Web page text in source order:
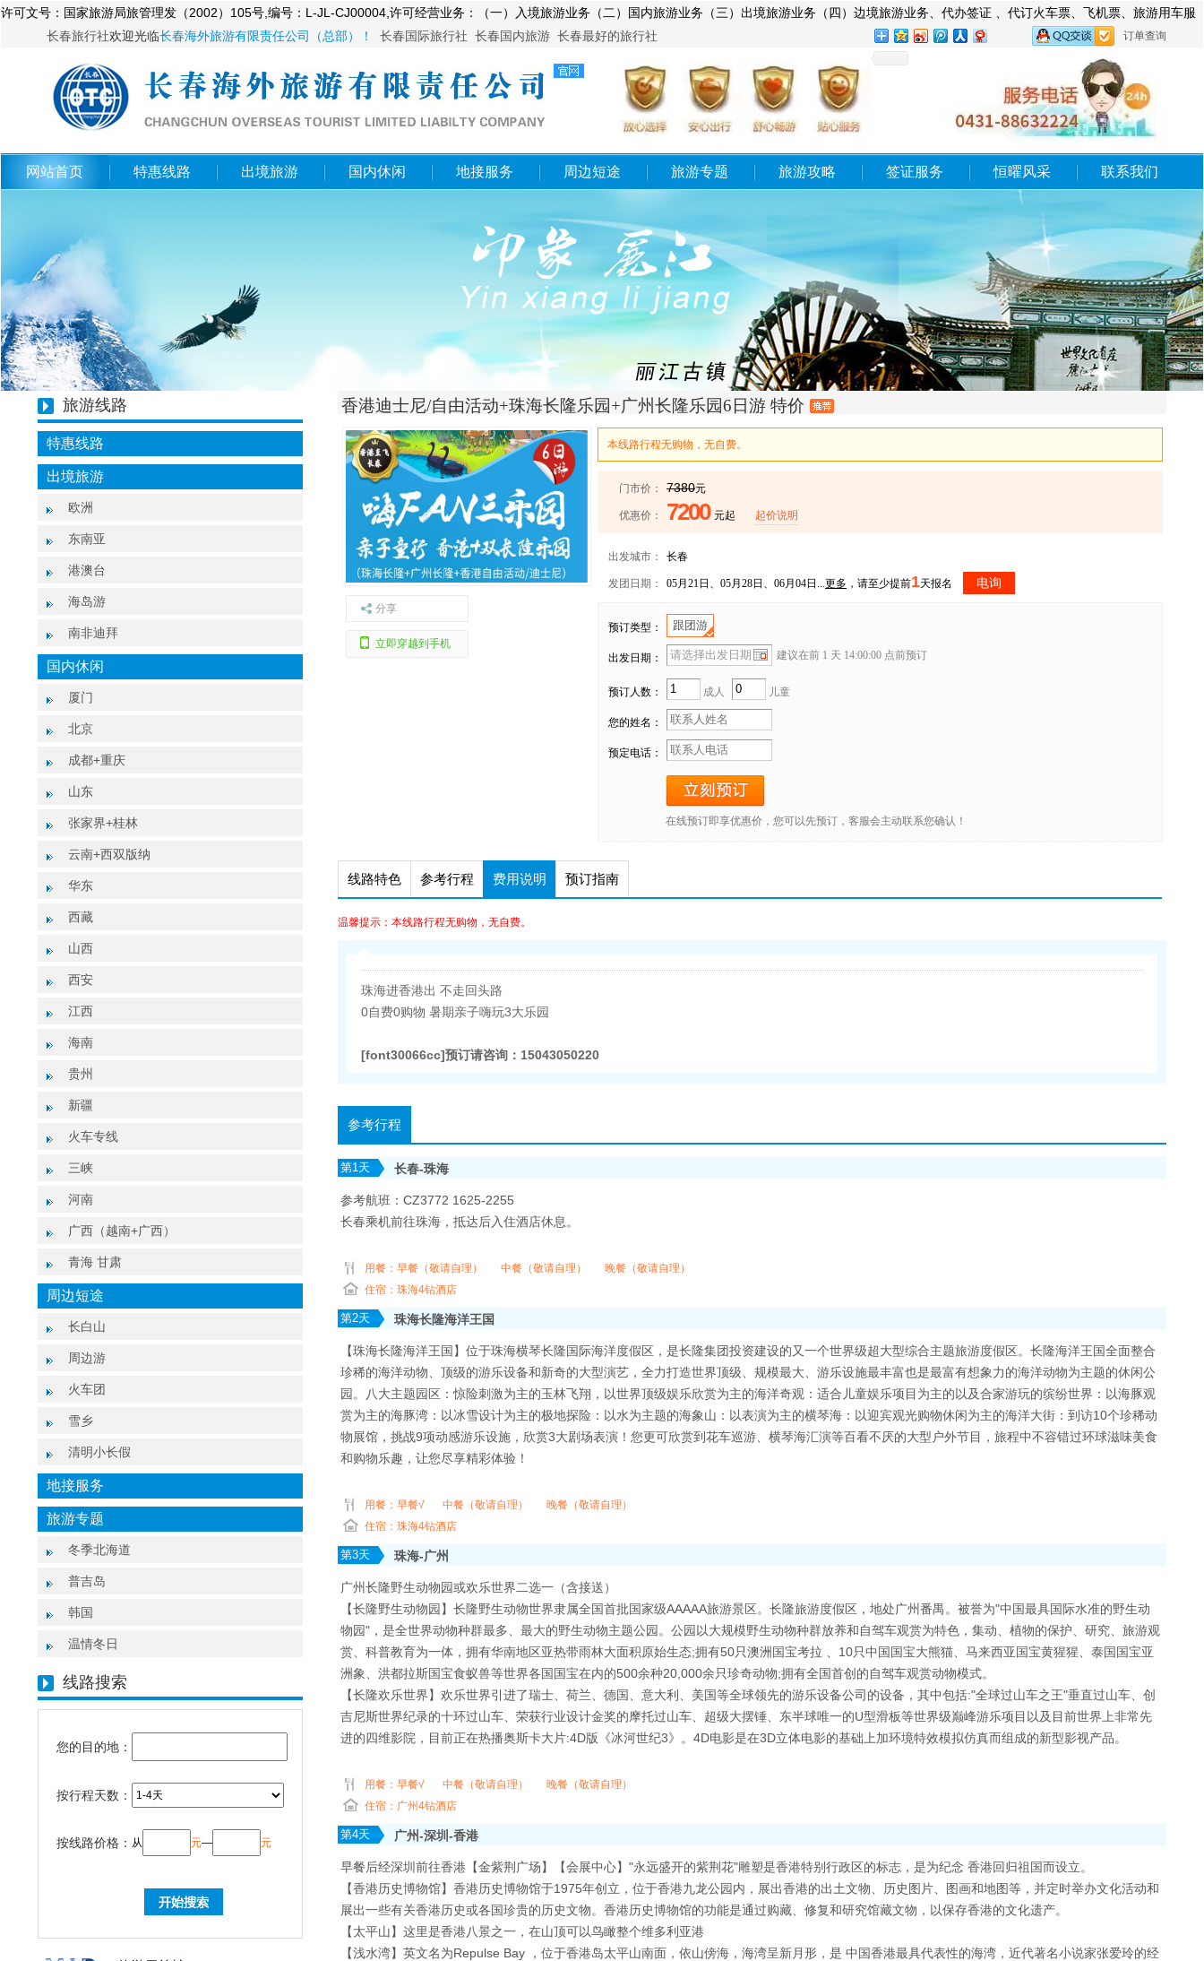
许可文号：国家旅游局旅管理发（2002）105号,编号：L-JL-CJ00004,许可经营业务：（一）入境旅游业务（二）国内旅游业务（三）出境旅游业务（四）边境旅游业务、代办签证 、代订火车票、飞机票、旅游用车服
务、会议服务拓展服务、商务服务。旅行社法人：郑阮阮 旅游投诉电话 12345
欢迎光临长春海外旅游有限责任公司（总部）！
长春旅行社 长春国际旅行社 长春国内旅游 长春最好的旅行社 订单查询
网站首页 特惠线路 出境旅游 国内休闲 地接服务 周边短途 旅游专题 旅游攻略 签证服务 恒曜风采 联系我们
旅游线路
特惠线路
出境旅游
欧洲
东南亚
港澳台
海岛游
南非迪拜
国内休闲
厦门
北京
成都+重庆
山东
张家界+桂林
云南+西双版纳
华东
西藏
山西
西安
江西
海南
贵州
新疆
火车专线
三峡
河南
广西（越南+广西）
青海 甘肃
周边短途
长白山
周边游
火车团
雪乡
清明小长假
地接服务
旅游专题
冬季北海道
普吉岛
韩国
温情冬日
线路搜索
您的目的地：
按行程天数：
按线路价格： 从 元— 元
香港迪士尼/自由活动+珠海长隆乐园+广州长隆乐园6日游 特价
分享
立即穿越到手机
本线路行程无购物，无自费。
门市价： 7380元
优惠价： 7200 元起 起价说明
出发城市： 长春
发团日期： 05月21日、05月28日、06月04日...更多 ，请至少提前1天报名 电询
预订类型： 跟团游
出发日期： 建议在前 1 天 14:00:00 点前预订
预订人数： 成人 儿童
您的姓名：
预定电话：
在线预订即享优惠价，您可以先预订，客服会主动联系您确认！
线路特色 参考行程 费用说明 预订指南
温馨提示：本线路行程无购物，无自费。
珠海进香港出 不走回头路
0自费0购物 暑期亲子嗨玩3大乐园
[font30066cc]预订请咨询：15043050220
参考行程
第1天 长春-珠海
参考航班：CZ3772 1625-2255
长春乘机前往珠海，抵达后入住酒店休息。
用餐： 早餐（敬请自理） 中餐（敬请自理）
晚餐（敬请自理）
住宿：珠海4钻酒店
第2天 珠海长隆海洋王国
【珠海长隆海洋王国】位于珠海横琴长隆国际海洋度假区，是长隆集团投资建设的又一个世界级超大型综合主题旅游度假区。长隆海洋王国全面整合
珍稀的海洋动物、顶级的游乐设备和新奇的大型演艺，全力打造世界顶级、规模最大、游乐设施最丰富也是最富有想象力的海洋动物为主题的休闲公
园。八大主题园区：惊险刺激为主的玉林飞翔，以世界顶级娱乐欣赏为主的海洋奇观：适合儿童娱乐项目为主的以及合家游玩的缤纷世界：以海豚观
赏为主的海豚湾：以冰雪设计为主的极地探险：以水为主题的海象山：以表演为主的横琴海：以迎宾观光购物休闲为主的海洋大街：到访10个珍稀动
物展馆，挑战9项动感游乐设施，欣赏3大剧场表演！您更可欣赏到花车巡游、横琴海汇演等百看不厌的大型户外节目，旅程中不容错过环球滋味美食
和购物乐趣，让您尽享精彩体验！
用餐： 早餐√ 中餐（敬请自理）
晚餐（敬请自理）
住宿：珠海4钻酒店
第3天 珠海-广州
广州长隆野生动物园或欢乐世界二选一（含接送）
【长隆野生动物园】长隆野生动物世界隶属全国首批国家级AAAAA旅游景区。长隆旅游度假区，地处广州番禺。被誉为"中国最具国际水准的野生动
物园"，是全世界动物种群最多、最大的野生动物主题公园。公园以大规模野生动物种群放养和自驾车观赏为特色，集动、植物的保护、研究、旅游观
赏、科普教育为一体，拥有华南地区亚热带雨林大面积原始生态;拥有50只澳洲国宝考拉 、10只中国国宝大熊猫、马来西亚国宝黄猩猩、泰国国宝亚
洲象、洪都拉斯国宝食蚁兽等世界各国国宝在内的500余种20,000余只珍奇动物;拥有全国首创的自驾车观赏动物模式。
【长隆欢乐世界】欢乐世界引进了瑞士、荷兰、德国、意大利、美国等全球领先的游乐设备公司的设备，其中包括:"全球过山车之王"垂直过山车、创
吉尼斯世界纪录的十环过山车、荣获行业设计金奖的摩托过山车、超级大摆锤、东半球唯一的U型滑板等世界级巅峰游乐项目以及目前世界上非常先
进的四维影院，目前正在热播奥斯卡大片:4D版《冰河世纪3》。4D电影是在3D立体电影的基础上加环境特效模拟仿真而组成的新型影视产品。
用餐： 早餐√ 中餐（敬请自理）
晚餐（敬请自理）
住宿：广州4钻酒店
第4天 广州-深圳-香港
早餐后经深圳前往香港【金紫荆广场】【会展中心】"永远盛开的紫荆花"雕塑是香港特别行政区的标志，是为纪念 香港回归祖国而设立。
【香港历史博物馆】香港历史博物馆于1975年创立，位于香港九龙公园内，展出香港的出土文物、历史图片、图画和地图等，并定时举办文化活动和
展出一些有关香港历史或各国珍贵的历史文物。香港历史博物馆的功能是通过购藏、修复和研究馆藏文物，以保存香港的文化遗产。
【太平山】这里是香港八景之一，在山顶可以鸟瞰整个维多利亚港
【浅水湾】英文名为Repulse Bay ，位于香港岛太平山南面，依山傍海，海湾呈新月形，是 中国香港最具代表性的海湾，近代著名小说家张爱玲的经